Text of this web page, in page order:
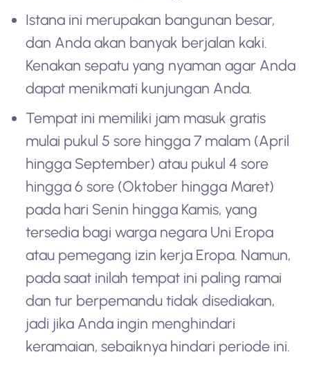
Istana ini merupakan bangunan besar,
dan Anda akan banyak berjalan kaki.
Kenakan sepatu yang nyaman agar Anda
dapat menikmati kunjungan Anda.
Tempat ini memiliki jam masuk gratis
mulai pukul 5 sore hingga 7 malam (April
hingga September) atau pukul 4 sore
hingga 6 sore (Oktober hingga Maret)
pada hari Senin hingga Kamis, yang
tersedia bagi warga negara Uni Eropa
atau pemegang izin kerja Eropa. Namun,
pada saat inilah tempat ini paling ramai
dan tur berpemandu tidak disediakan,
jadi jika Anda ingin menghindari
keramaian, sebaiknya hindari periode ini.